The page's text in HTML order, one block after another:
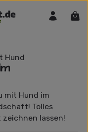
mit Hund im
Tolles
lassen!